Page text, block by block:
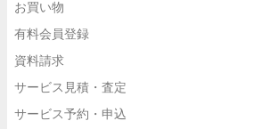
お買い物
有料会員登録
資料請求
サービス見積・査定
サービス予約・申込